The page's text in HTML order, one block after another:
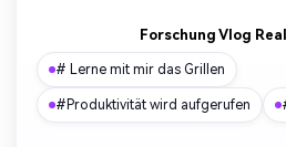
Forschung Vlog
# Lerne mit mir das Grillen
#Produktivität wird aufgerufen